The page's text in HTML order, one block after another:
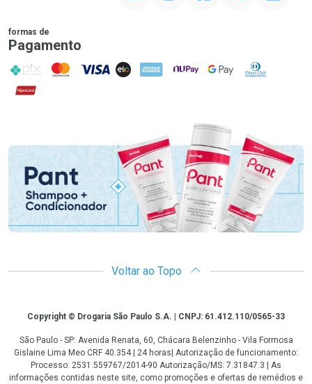
formas de
Pagamento
PIX MasterCard
VISA ELO AMEX NuPay Google PayDiners Club
Hipercard
Promoção em Destaque
Voltar ao Topo
CopyrightCopyright © Drogaria São Paulo S.A. | CNPJ: 61.412.110/0565-33
São Paulo - SP: Avenida Renata, 60, Chácara Belenzinho - Vila Formosa
Gislaine Lima Meo CRF 40.354 | 24 horas| Autorização de funcionamento:
Processo: 2531.559767/2014-90 Autorização/MS: 7.31847.3 | As
informações contidas neste site, como promoções e ofertas de remédios e